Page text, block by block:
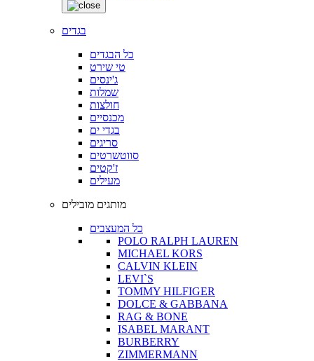
בגדים
כל הבגדים
טי שירט
ג'ינסים
שמלות
חולצות
מכנסיים
בגדי ים
סריגים
סווטשרטים
ז'קטים
מעילים
מותגים מובילים
כל המעצבים
POLO RALPH LAUREN
MICHAEL KORS
CALVIN KLEIN
LEVI`S
TOMMY HILFIGER
DOLCE & GABBANA
RAG & BONE
ISABEL MARANT
BURBERRY
ZIMMERMANN